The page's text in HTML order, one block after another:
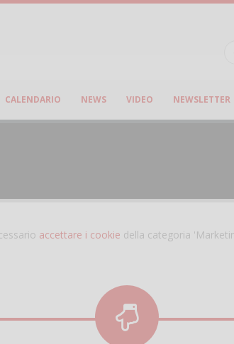
CALENDARIO NEWS VIDEO NEWSLETTER
accettare i cookie della categoria